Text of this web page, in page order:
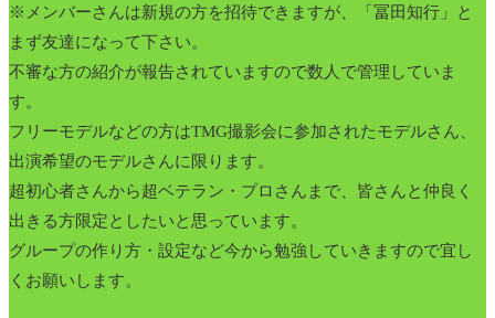
※メンバーさんは新規の方を招待できますが、「冨田知行」と
まず友達になって下さい。
不審な方の紹介が報告されていますので数人で管理していま
す。
フリーモデルなどの方はTMG撮影会に参加されたモデルさん、
出演希望のモデルさんに限ります。
超初心者さんから超ベテラン・プロさんまで、皆さんと仲良く
出きる方限定としたいと思っています。
グループの作り方・設定など今から勉強していきますので宜し
くお願いします。